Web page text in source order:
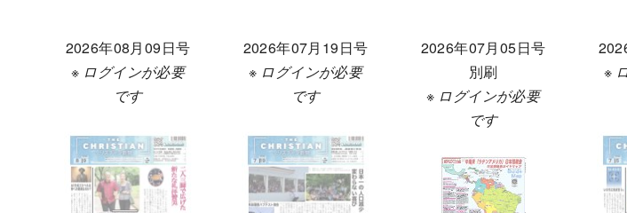
2026年08月09日号
※ ログインが必要
です
2026年07月19日号
※ ログインが必要
です
2026年07月05日号
別刷
※ ログインが必要
です
※